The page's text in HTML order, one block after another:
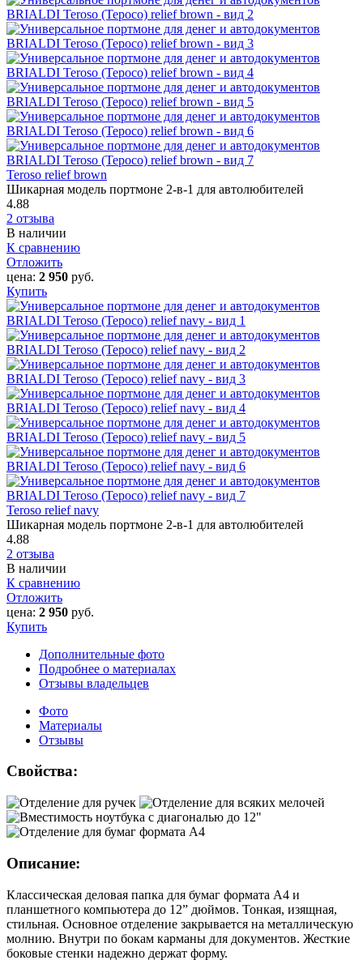
Teroso relief brown
Шикарная модель портмоне 2-в-1 для автолюбителей
4.88
2 отзыва
В наличии
К сравнению
Отложить
цена: 2 950 руб.
Купить
Teroso relief navy
Шикарная модель портмоне 2-в-1 для автолюбителей
4.88
2 отзыва
В наличии
К сравнению
Отложить
цена: 2 950 руб.
Купить
Дополнительные фото
Подробнее о материалах
Отзывы владельцев
Фото
Материалы
Отзывы
Свойства:
Описание:
Классическая деловая папка для бумаг формата А4 и
планшетного компьютера до 12” дюймов. Тонкая, изящная,
стильная. Основное отделение закрывается на металлическую
молнию. Внутри по бокам карманы для документов. Жесткие
боковые стенки надежно держат форму.